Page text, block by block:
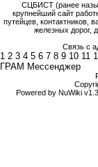
СЦБИСТ (ранее
крупнейший сайт
путейцев, контактников,
железных дорог,
Связь с
1 2 3 4 5 6 7 8 9 10 11
ГРАМ Мессенджер
Powered by NuWiki